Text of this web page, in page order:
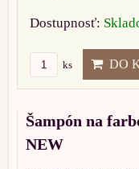
Dostupnosť:
ks DO
Šampón na
NEW